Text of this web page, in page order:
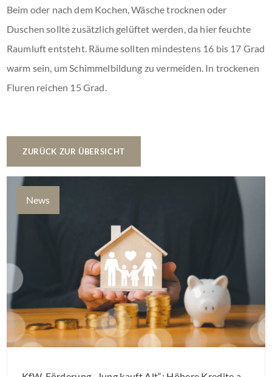
Beim oder nach dem Kochen, Wäsche trocknen oder
Duschen sollte zusätzlich gelüftet werden, da hier feuchte
Raumluft entsteht. Räume sollten mindestens 16 bis 17 Grad
warm sein, um Schimmelbildung zu vermeiden. In trockenen
Fluren reichen 15 Grad.
ZURÜCK ZUR ÜBERSICHT
News